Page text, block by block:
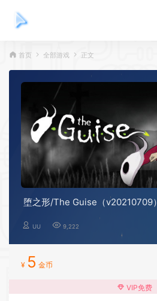
首页 全部游戏 正文
堕之形/The Guise（v20210709）
UU 9,222
¥ 5 金币
VIP免费